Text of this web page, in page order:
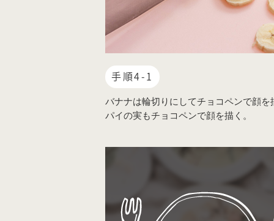
手順4-1
バナナは輪切りにしてチョコペンで顔を
パイの実もチョコペンで顔を描く。